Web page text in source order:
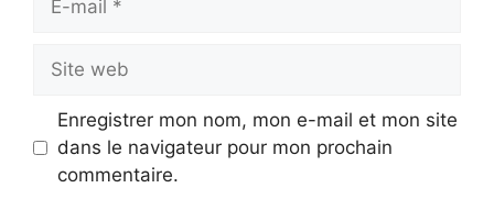
Site
web
Enregistrer mon nom, mon e-mail et mon site
dans le navigateur pour mon prochain
commentaire.